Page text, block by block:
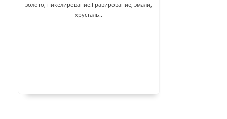
золото, никелирование.Гравирование, эмали,
хрусталь..